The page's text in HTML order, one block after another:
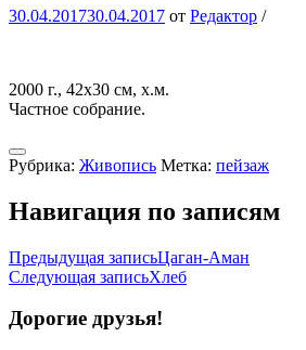
30.04.201730.04.2017 от Редактор /
2000 г., 42х30 см, х.м.
Частное собрание.
Рубрика: Живопись Метка: пейзаж
Навигация по записям
Предыдущая записьЦаган-Аман
Следующая записьХлеб
Дорогие друзья!